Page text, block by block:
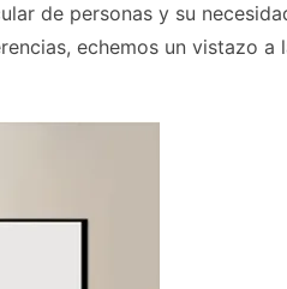
de personas y su
echemos un vistazo a